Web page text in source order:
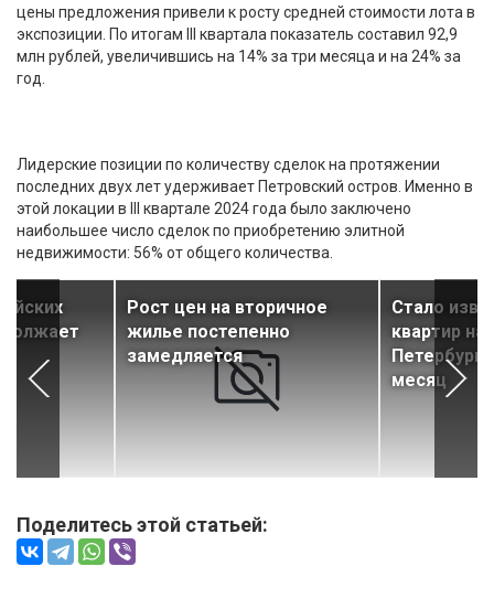
цены предложения привели к росту средней стоимости лота в
экспозиции. По итогам III квартала показатель составил 92,9
млн рублей, увеличившись на 14% за три месяца и на 24% за
год.
Лидерские позиции по количеству сделок на протяжении
последних двух лет удерживает Петровский остров. Именно в
этой локации в III квартале 2024 года было заключено
наибольшее число сделок по приобретению элитной
недвижимости: 56% от общего количества.
Рост цен на вторичное
жилье постепенно
замедляется
Стало
квартир на
месяц
Поделитесь этой статьей: